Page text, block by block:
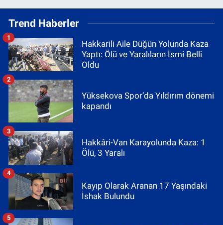
Trend Haberler
Hakkarili Aile Düğün Yolunda Kaza
Yaptı: Ölü ve Yaralıların İsmi Belli
Oldu
1
Yüksekova Spor’da Yıldırım dönemi
kapandı
2
Hakkâri-Van Karayolunda Kaza: 1
Ölü, 3 Yaralı
3
Kayıp Olarak Aranan 17 Yaşındaki
İshak Bulundu
4
5